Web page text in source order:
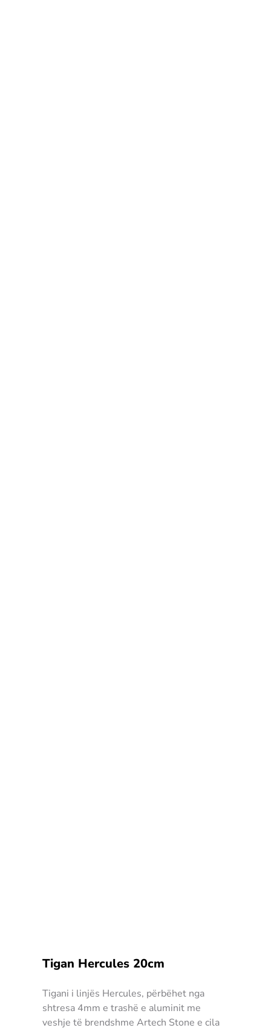
Tigan Hercules 20cm
Tigani i linjës Hercules, përbëhet nga
shtresa 4mm e trashë e aluminit me
veshje të brendshme Artech Stone e cila